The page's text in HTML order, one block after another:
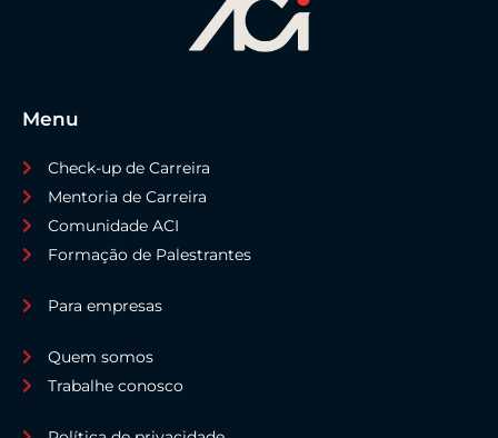
Menu
Check-up de Carreira
Mentoria de Carreira
Comunidade ACI
Formação de Palestrantes
Para empresas
Quem somos
Trabalhe conosco